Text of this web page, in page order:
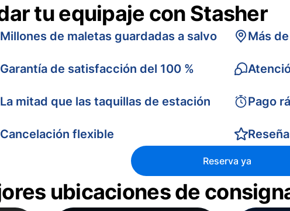
tu equipaje con Stasher
Millones de maletas guardadas a salvo
Garantía de satisfacción del 100 %
La mitad que las taquillas de estación
Cancelación flexible
Más
Pago
Reserva ya
ubicaciones de